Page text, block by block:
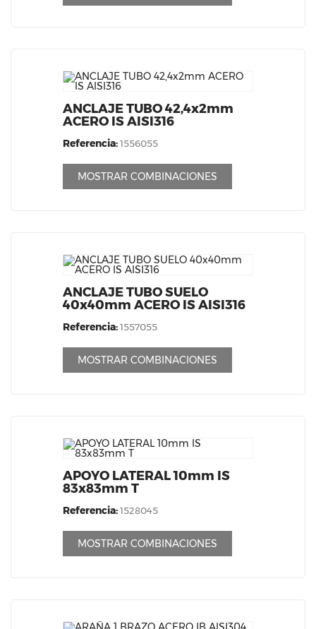
ANCLAJE TUBO 42,4x2mm
ACERO IS AISI316
Referencia:1556055
MOSTRAR COMBINACIONES
ANCLAJE TUBO SUELO
40x40mm ACERO IS AISI316
Referencia:1557055
MOSTRAR COMBINACIONES
APOYO LATERAL 10mm IS
83x83mm T
Referencia:1528045
MOSTRAR COMBINACIONES